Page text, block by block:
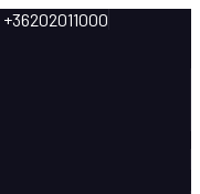
+36202011000